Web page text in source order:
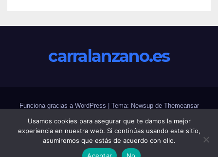
carralanzano.es
Funciona gracias a WordPress Tema: Newsup de Themeansar
HomeAcerca deBlogContactoInicioPágina de ejemplo
Una sección de la página de inicio
Usamos cookies para asegurar que te damos la mejor
experiencia en nuestra web. Si continúas usando este sitio,
asumiremos que estás de acuerdo con ello.
Aceptar
No